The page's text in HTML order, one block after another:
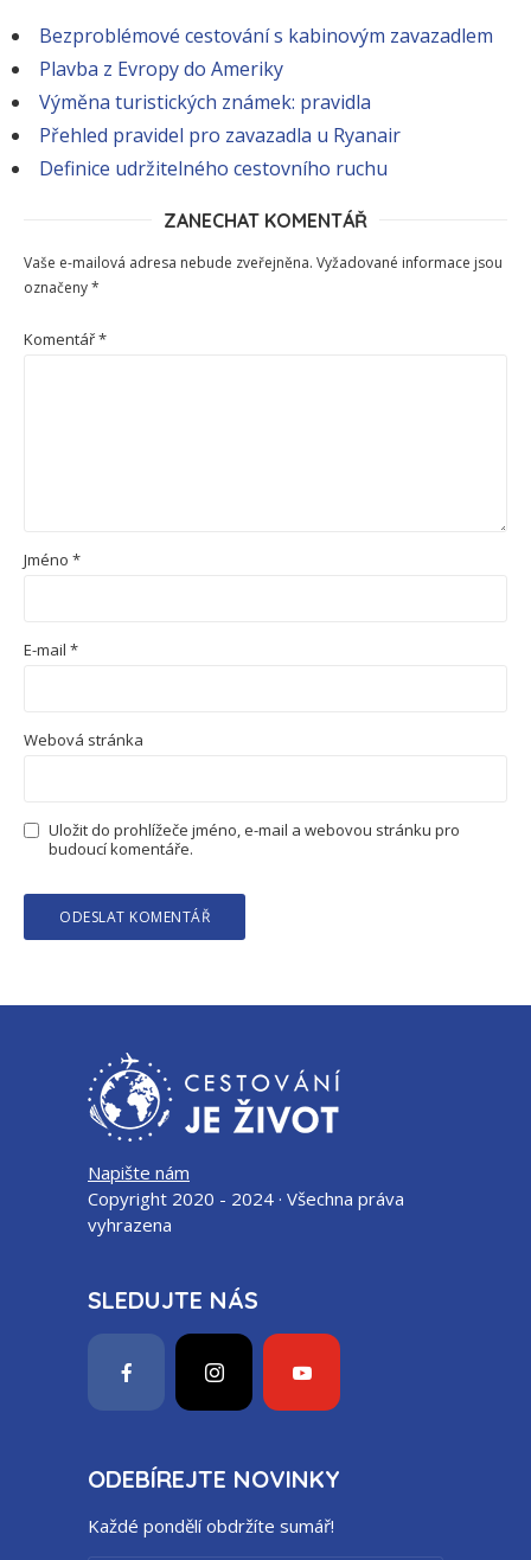
Bezproblémové cestování s kabinovým zavazadlem
Plavba z Evropy do Ameriky
Výměna turistických známek: pravidla
Přehled pravidel pro zavazadla u Ryanair
Definice udržitelného cestovního ruchu
ZANECHAT KOMENTÁŘ
Vaše e-mailová adresa nebude zveřejněna. Vyžadované informace jsou
označeny*
Komentář*
Jméno *
E-mail *
Webová stránka
Uložit do prohlížeče jméno, e-mail a webovou stránku pro
budoucí komentáře.
Napište nám
Copyright 2020 - 2024 · Všechna práva
vyhrazena
SLEDUJTE NÁS
ODEBÍREJTE NOVINKY
Každé pondělí obdržíte sumář!